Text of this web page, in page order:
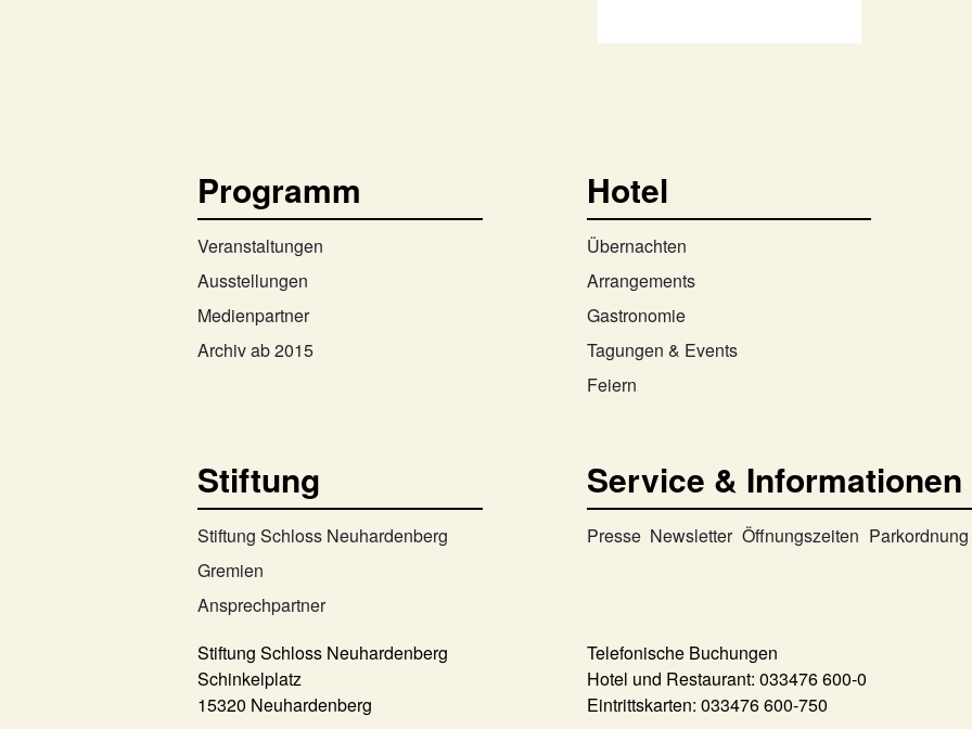
Programm
Veranstaltungen
Ausstellungen
Medienpartner
Archiv ab 2015
Hotel
Übernachten
Arrangements
Gastronomie
Tagungen & Events
Feiern
Stiftung
Stiftung Schloss Neuhardenberg
Gremien
Ansprechpartner
Service & Informationen
Presse Newsletter Öffnungszeiten Parkordnung
Stiftung Schloss Neuhardenberg
Schinkelplatz
15320 Neuhardenberg
Telefonische Buchungen
Hotel und Restaurant: 033476 600-0
Eintrittskarten: 033476 600-750